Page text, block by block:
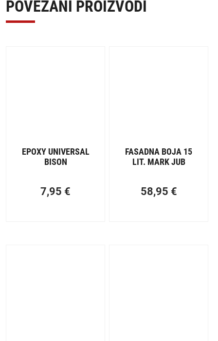
POVEZANI PROIZVODI
EPOXY UNIVERSAL
BISON
7,95 €
FASADNA BOJA 15
LIT. MARK JUB
58,95 €